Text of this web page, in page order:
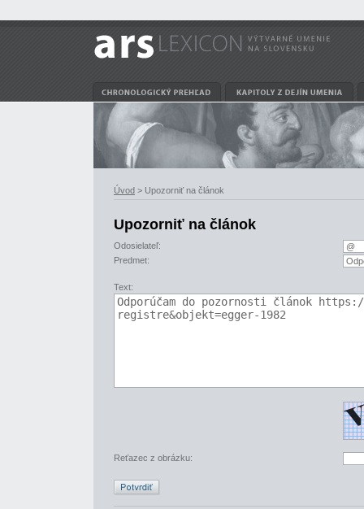
Úvod > Upozorniť na článok
Upozorniť na článok
Odosielateľ:
Predmet:
Text:
Reťazec z obrázku: